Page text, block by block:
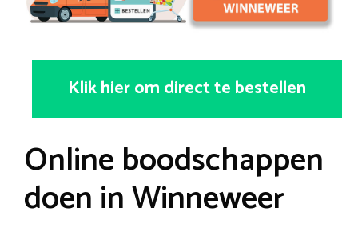
Klik hier om direct te bestellen
Online boodschappen
doen in Winneweer